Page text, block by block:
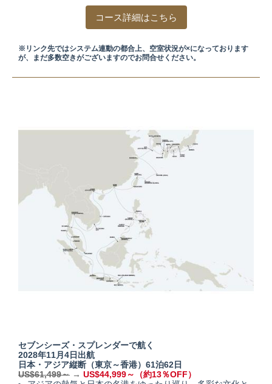
コース詳細はこちら
※リンク先ではシステム連動の都合上、空室状況が×になっております
が、まだ多数空きがございますのでお問合せください。
セブンシーズ・スプレンダーで航く
2028年11月4日出航
日本・アジア縦断（東京～香港）61泊62日
US$61,499～ → US$44,999～（約13％OFF）